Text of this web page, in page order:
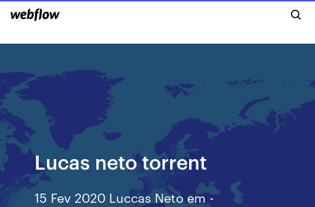
Lucas neto torrent
15 Fev 2020 Luccas Neto em -